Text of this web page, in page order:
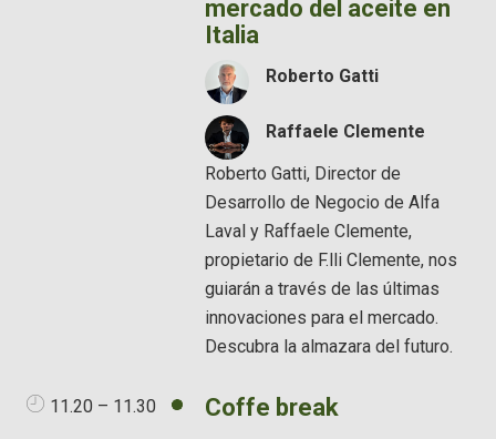
mercado del aceite en
Italia
Roberto Gatti
Raffaele Clemente
Roberto Gatti, Director de
Desarrollo de Negocio de Alfa
Laval y Raffaele Clemente,
propietario de F.lli Clemente, nos
guiarán a través de las últimas
innovaciones para el mercado.
Descubra la almazara del futuro.
11.20 – 11.30 Coffe break